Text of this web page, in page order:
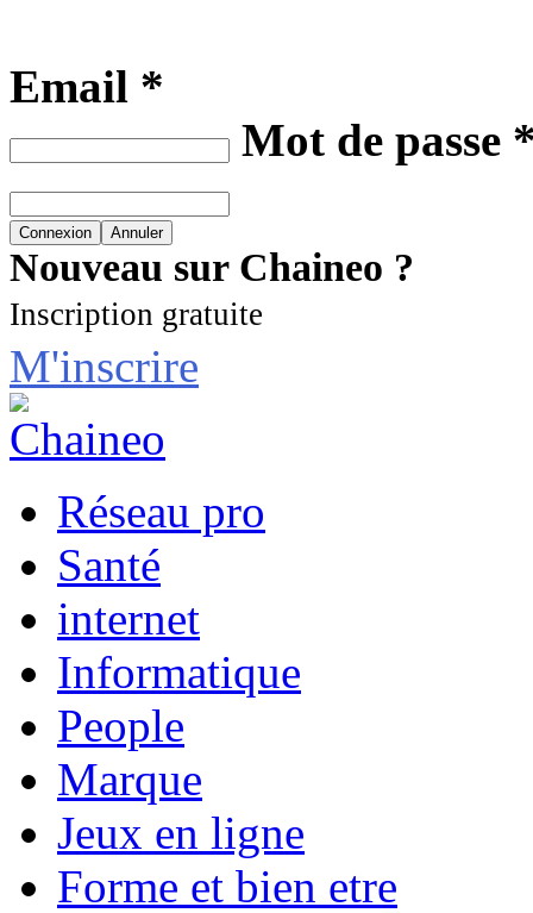
Email *
Mot de passe
Nouveau sur Chaineo ?
Inscription gratuite
M'inscrire
Réseau pro
Santé
internet
Informatique
People
Marque
Jeux en ligne
Forme et bien etre